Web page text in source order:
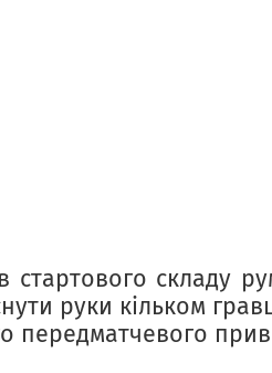
стартового складу
руки кільком
передматчевого